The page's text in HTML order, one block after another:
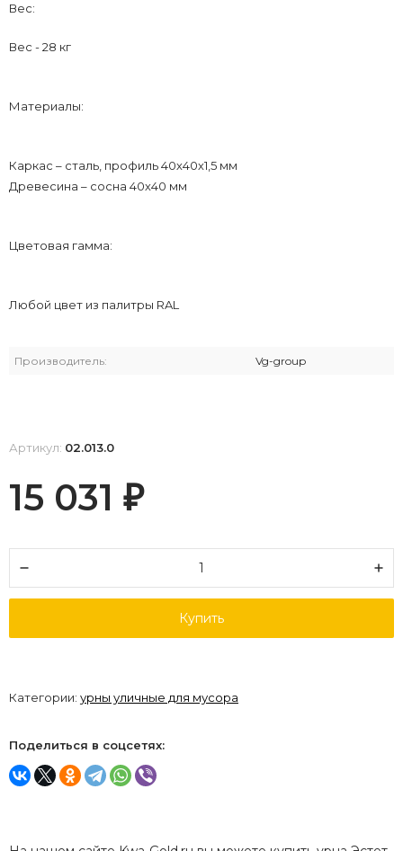
Вес:
Вес - 28 кг
Материалы:
Каркас – сталь, профиль 40х40х1,5 мм
Древесина – сосна 40х40 мм
Цветовая гамма:
Любой цвет из палитры RAL
Производитель: Vg-group
Артикул: 02.013.0
15 031 ₽
Купить
Категории: урны уличные для мусора
Поделиться в соцсетях: